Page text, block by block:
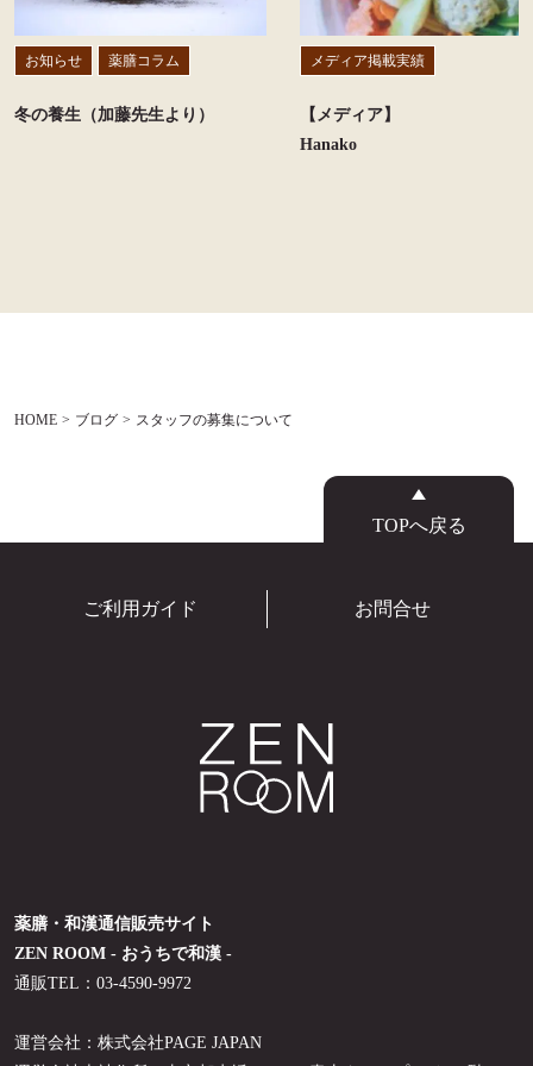
お知らせ 薬膳コラム
冬の養生（加藤先生より）
メディア掲載実績
【メディア】
Hanako
HOME ブログ スタッフの募集について
TOPへ戻る
ご利用ガイド お問合せ
薬膳・和漢通信販売サイト
ZEN ROOM - おうちで和漢 -
通販TEL：03-4590-9972
運営会社：株式会社PAGE JAPAN